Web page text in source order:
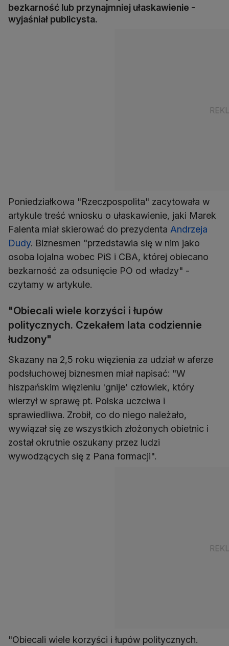
bezkarność lub przynajmniej ułaskawienie -
wyjaśniał publicysta.
Poniedziałkowa "Rzeczpospolita" zacytowała w
artykule treść wniosku o ułaskawienie, jaki Marek
Falenta miał skierować do prezydenta Andrzeja
Dudy. Biznesmen "przedstawia się w nim jako
osoba lojalna wobec PiS i CBA, której obiecano
bezkarność za odsunięcie PO od władzy" -
czytamy w artykule.
"Obiecali wiele korzyści i łupów
politycznych. Czekałem lata codziennie
łudzony"
Skazany na 2,5 roku więzienia za udział w aferze
podsłuchowej biznesmen miał napisać: "W
hiszpańskim więzieniu 'gnije' człowiek, który
wierzył w sprawę pt. Polska uczciwa i
sprawiedliwa. Zrobił, co do niego należało,
wywiązał się ze wszystkich złożonych obietnic i
został okrutnie oszukany przez ludzi
wywodzących się z Pana formacji".
"Obiecali wiele korzyści i łupów politycznych.